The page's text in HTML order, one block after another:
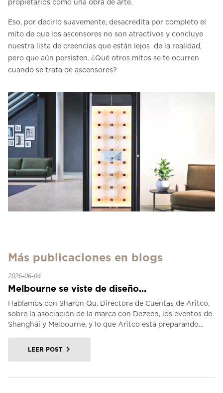
propietarios como una obra de arte.
Eso, por decirlo suavemente, desacredita por completo el
mito de que los ascensores no son atractivos y concluye
nuestra lista de creencias que están lejos de la realidad,
pero que aún persisten. ¿Qué otros mitos se te ocurren
cuando se trata de ascensores?
Más publicaciones en blogs
2026-06-04
Melbourne se viste de diseño...
Hablamos con Sharon Qu, Directora de Cuentas de Aritco,
sobre la asociación de la marca con Dezeen, los eventos de
Shanghái y Melbourne, y lo que Aritco está preparando...
LEER POST